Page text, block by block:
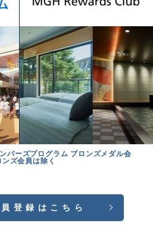
バーズプログラム ブロンズメダル会
ズ会員は除く
登録はこちら